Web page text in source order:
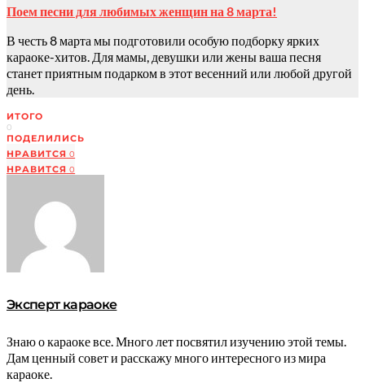
Поем песни для любимых женщин на 8 марта!
В честь 8 марта мы подготовили особую подборку ярких
караоке-хитов. Для мамы, девушки или жены ваша песня
станет приятным подарком в этот весенний или любой другой
день.
ИТОГО
0
ПОДЕЛИЛИСЬ
НРАВИТСЯ 0
НРАВИТСЯ 0
Эксперт караоке
Знаю о караоке все. Много лет посвятил изучению этой темы.
Дам ценный совет и расскажу много интересного из мира
караоке.